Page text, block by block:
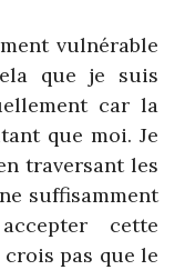
vulnérable
que je suis
car la
que moi. Je
traversant les
suffisamment
cette
pas que le